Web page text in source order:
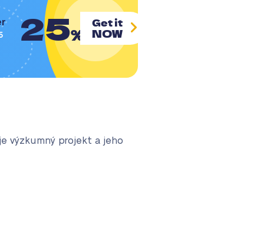
25%
Get it
NOW
výzkumný projekt a jeho